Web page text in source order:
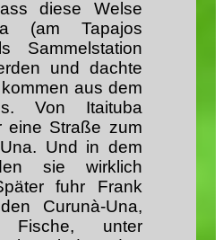
diese Welse
(am Tapajos
Sammelstation
und dachte
aus dem
Von Itaituba
eine Straße zum
Und in dem
sie wirklich
fuhr Frank
Curunà-Una,
unter